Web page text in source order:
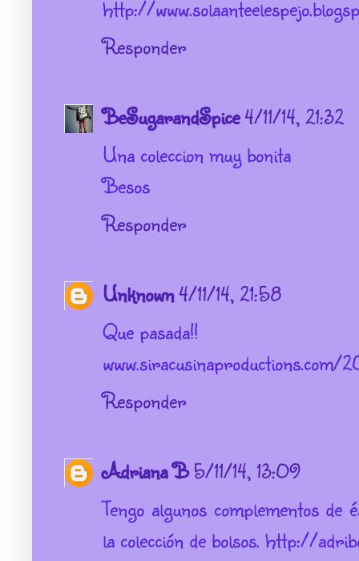
http://
Responder
BeSugarandSpice4/11/14, 21:32
Una coleccion muy bonita
Besos
Responder
Unknown4/11/14, 21:58
Que pasada!!
Responder
Adriana B 5/11/14, 13:09
Tengo algunos complementos
la colección de bolsos. http://